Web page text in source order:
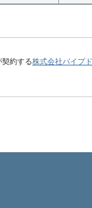
契約する株式会社パイプ